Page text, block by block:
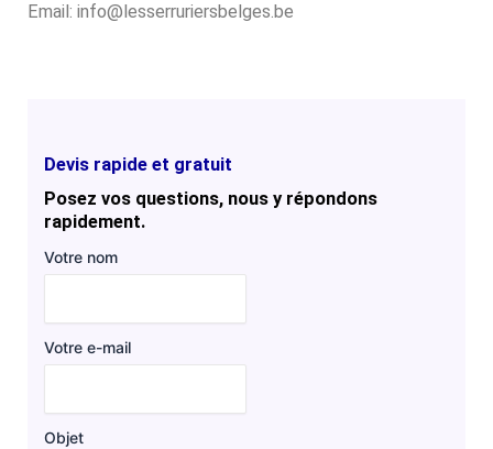
Email: info@lesserruriersbelges.be
Devis rapide et gratuit
Posez vos questions, nous y répondons
rapidement.
Votre nom
Votre e-mail
Objet